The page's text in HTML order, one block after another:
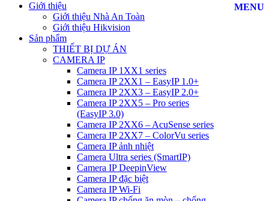
MENU
Giới thiệu
Giới thiệu Nhà An Toàn
Giới thiệu Hikvision
Sản phẩm
THIẾT BỊ DỰ ÁN
CAMERA IP
Camera IP 1XX1 series
Camera IP 2XX1 – EasyIP 1.0+
Camera IP 2XX3 – EasyIP 2.0+
Camera IP 2XX5 – Pro series
(EasyIP 3.0)
Camera IP 2XX6 – AcuSense series
Camera IP 2XX7 – ColorVu series
Camera IP ảnh nhiệt
Camera Ultra series (SmartIP)
Camera IP DeepinView
Camera IP đặc biệt
Camera IP Wi-Fi